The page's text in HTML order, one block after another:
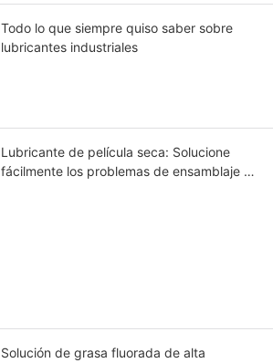
Todo lo que siempre quiso saber sobre
lubricantes industriales
Lubricante de película seca: Solucione
fácilmente los problemas de ensamblaje de
Solución de grasa fluorada de alta